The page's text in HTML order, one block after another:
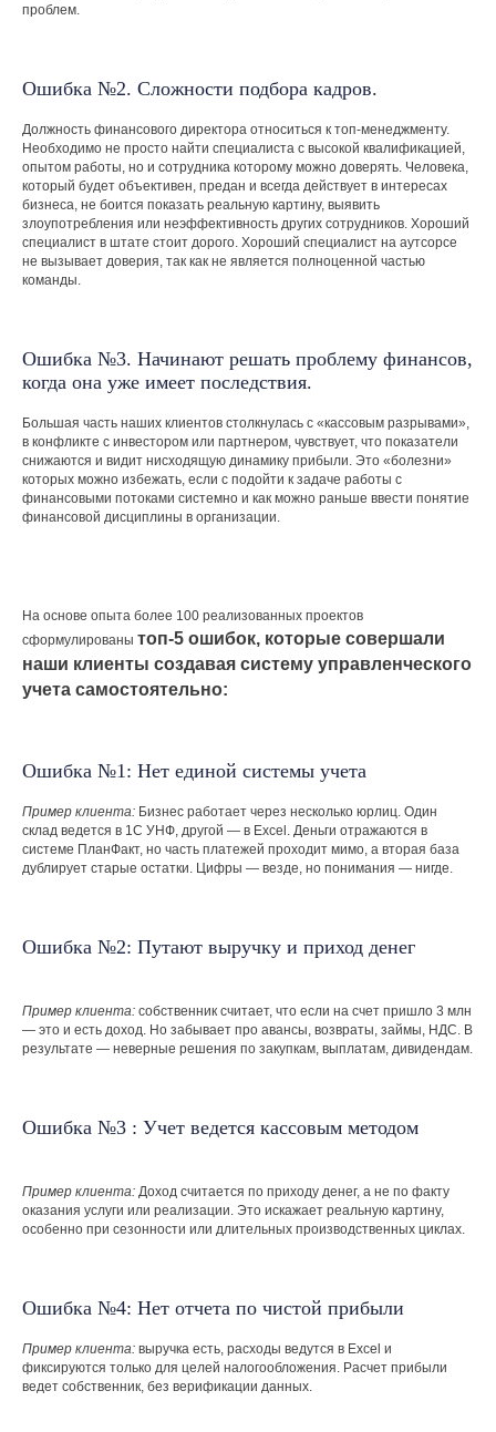
проблем.
Ошибка №2. Сложности подбора кадров.
Должность финансового директора относиться к топ-менеджменту.
Необходимо не просто найти специалиста с высокой квалификацией,
опытом работы, но и сотрудника которому можно доверять. Человека,
который будет объективен, предан и всегда действует в интересах
бизнеса, не боится показать реальную картину, выявить
злоупотребления или неэффективность других сотрудников. Хороший
специалист в штате стоит дорого. Хороший специалист на аутсорсе
не вызывает доверия, так как не является полноценной частью
команды.
Ошибка №3. Начинают решать проблему финансов,
когда она уже имеет последствия.
Большая часть наших клиентов столкнулась с «кассовым разрывами»,
в конфликте с инвестором или партнером, чувствует, что показатели
снижаются и видит нисходящую динамику прибыли. Это «болезни»
которых можно избежать, если с подойти к задаче работы с
финансовыми потоками системно и как можно раньше ввести понятие
финансовой дисциплины в организации.
На основе опыта более 100 реализованных проектов
сформулированы топ-5 ошибок, которые совершали
наши клиенты создавая систему управленческого
учета самостоятельно:
Ошибка №1: Нет единой системы учета
Пример клиента: Бизнес работает через несколько юрлиц. Один
склад ведется в 1С УНФ, другой — в Excel. Деньги отражаются в
системе ПланФакт, но часть платежей проходит мимо, а вторая база
дублирует старые остатки. Цифры — везде, но понимания — нигде.
Ошибка №2: Путают выручку и приход денег
Пример клиента: собственник считает, что если на счет пришло 3 млн
— это и есть доход. Но забывает про авансы, возвраты, займы, НДС. В
результате — неверные решения по закупкам, выплатам, дивидендам.
Ошибка №3 : Учет ведется кассовым методом
Пример клиента: Доход считается по приходу денег, а не по факту
оказания услуги или реализации. Это искажает реальную картину,
особенно при сезонности или длительных производственных циклах.
Ошибка №4: Нет отчета по чистой прибыли
Пример клиента: выручка есть, расходы ведутся в Excel и
фиксируются только для целей налогообложения. Расчет прибыли
ведет собственник, без верификации данных.